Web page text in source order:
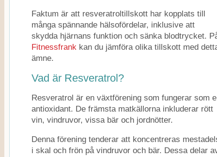
Faktum är att resveratroltillskott har kopplats till
många spännande hälsofördelar, inklusive att
skydda hjärnans funktion och sänka blodtrycket.
Fitnessfrankkan du jämföra olika tillskott med
ämne.
Vad är Resveratrol?
Resveratrol är en växtförening som fungerar som
antioxidant. De främsta matkällorna inkluderar rött
vin, vindruvor, vissa bär och jordnötter.
Denna förening tenderar att koncentreras
i skal och frön på vindruvor och bär. Dessa delar